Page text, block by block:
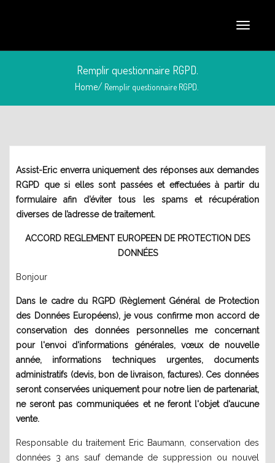
Remplir questionnaire RGPD.
Home/ Remplir questionnaire RGPD.
mars 4, 2018
Assist-Eric enverra uniquement des réponses aux demandes
RGPD que si elles sont passées et effectuées à partir du
formulaire afin d’éviter tous les spams et récupération
diverses de l’adresse de traitement.
ACCORD REGLEMENT EUROPEEN DE PROTECTION DES
DONNÉES
Bonjour
Dans le cadre du RGPD (Règlement Général de Protection
des Données Européens), je vous confirme mon accord de
conservation des données personnelles me concernant
pour l'envoi d'informations générales, vœux de nouvelle
année, informations techniques urgentes, documents
administratifs (devis, bon de livraison, factures). Ces données
seront conservées uniquement pour notre lien de partenariat,
ne seront pas communiquées et ne feront l'objet d'aucune
vente.
Responsable du traitement Eric Baumann, conservation des
données 3 ans sauf demande de suppression ou nouvel